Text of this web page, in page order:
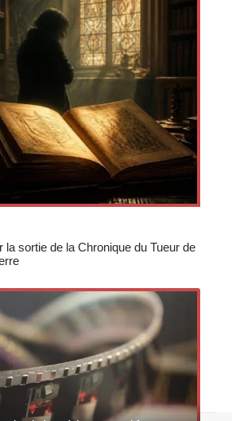
la sortie de la Chronique du Tueur de